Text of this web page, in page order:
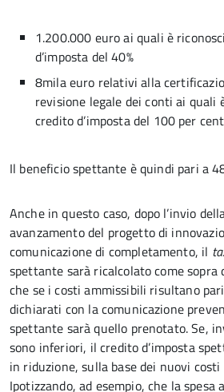
1.200.000 euro ai quali è
d’imposta del 40%
8mila euro relativi alla
revisione legale dei conti ai quali
credito d’imposta del 100 per
Il beneficio spettante è quindi pari a
Anche in questo caso, dopo l’invio
avanzamento del progetto di
comunicazione di completamento, il
spettante sarà ricalcolato come sopra
che se i costi ammissibili risultano
dichiarati con la comunicazione
spettante sarà quello prenotato. Se,
sono inferiori, il credito d’imposta
in riduzione, sulla base dei nuovi
Ipotizzando, ad esempio, che la